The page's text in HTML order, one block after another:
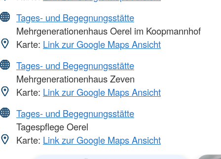
Tages- und Begegnungsstätte
Mehrgenerationenhaus Oerel im Koopmannhof
Karte: Link zur Google Maps Ansicht
Tages- und Begegnungsstätte
Mehrgenerationenhaus Zeven
Karte: Link zur Google Maps Ansicht
Tages- und Begegnungsstätte
Tagespflege Oerel
Karte: Link zur Google Maps Ansicht